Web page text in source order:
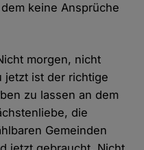
keine Ansprüche
morgen, nicht
jetzt ist der richtige
zu lassen an dem
die
Gemeinden